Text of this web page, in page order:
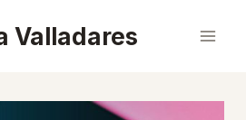
Valladares